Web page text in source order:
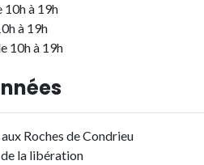
10h à 19h
à 19h
10h à 19h
Roches de Condrieu
la libération